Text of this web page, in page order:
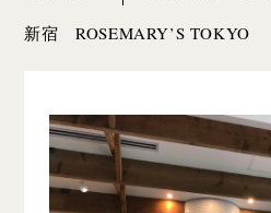
新宿 ROSEMARY’S TOKYO